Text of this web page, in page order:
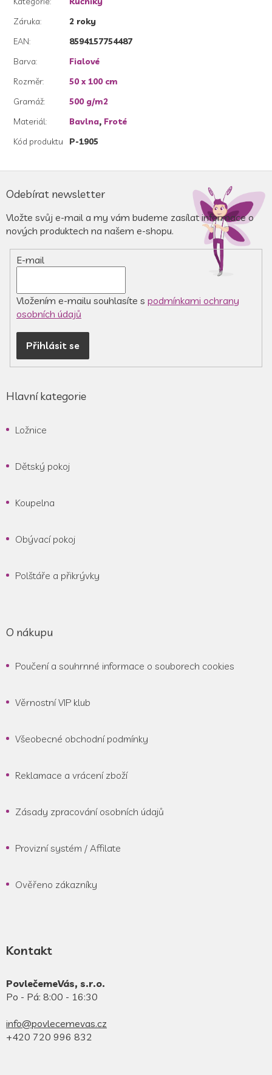
Záruka:
2 roky
EAN:
8594157754487
Barva:
Fialové
Rozměr:
50 x 100 cm
Gramáž:
500 g/m2
Materiál: Bavlna, Froté
Kód produktu
P-1905
á
a
Odebírat newsletter
Vložte svůj e-mail a my vám budeme zasílat informace o
nových produktech na našem e-shopu.
E-mail
Vložením e-mailu souhlasíte s podmínkami ochrany
osobních údajů
Přihlásit se
Hlavní kategorie
Ložnice
Dětský pokoj
Koupelna
Obývací pokoj
Polštáře a přikrývky
O nákupu
Poučení a souhrnné informace o souborech cookies
Věrnostní VIP klub
Všeobecné obchodní podmínky
Reklamace a vrácení zboží
Zásady zpracování osobních údajů
Provizní systém / Affilate
Ověřeno zákazníky
Kontakt
PovlečemeVás, s.r.o.
Po - Pá: 8:00 - 16:30
info@povlecemevas.cz
+420 720 996 832